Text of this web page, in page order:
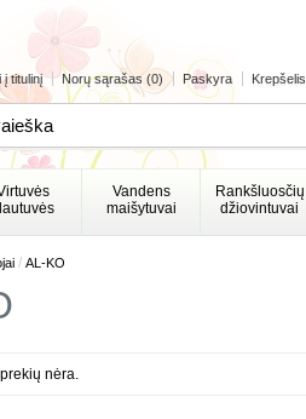
į titulinį Norų sąrašas (0) Paskyra Krepšelis
Vandens
maišytuvai
Rankšluosčių
džiovintuvai
/ AL-KO
nėra.